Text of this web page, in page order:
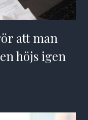
att man
höjs igen